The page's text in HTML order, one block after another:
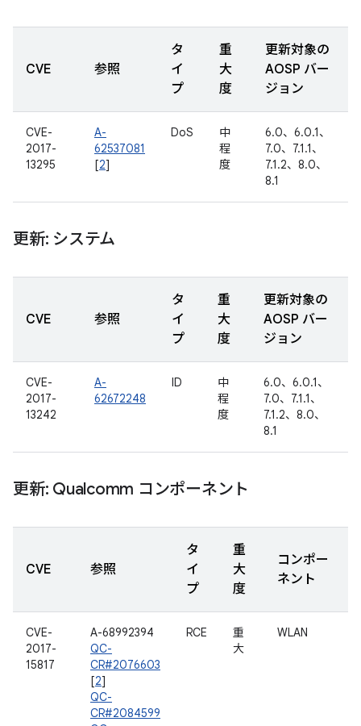
CVE 参照
タ
イ
プ
重
大
度
更新対象の
AOSP バー
ジョン
CVE-
2017-
13295
A-
62537081
[2]
DoS
中
程
度
6.0、6.0.1、
7.0、7.1.1、
7.1.2、8.0、
8.1
更新: システム
CVE 参照
タ
イ
プ
重
大
度
更新対象の
AOSP バー
ジョン
CVE-
2017-
13242
A-
62672248
ID
中
程
度
6.0、6.0.1、
7.0、7.1.1、
7.1.2、8.0、
8.1
更新: Qualcomm コンポーネント
CVE 参照
タ
イ
プ
重
大
度
コンポー
ネント
CVE-
2017-
15817
A-68992394
QC-
CR#2076603
[2]
QC-
CR#2084599
RCE
重
大
WLAN